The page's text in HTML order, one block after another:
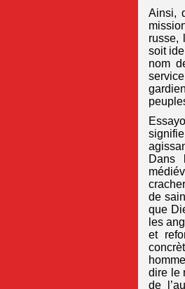
Ainsi,
russe,
soit
nom
Dans
de
que
les
et
dire le
de